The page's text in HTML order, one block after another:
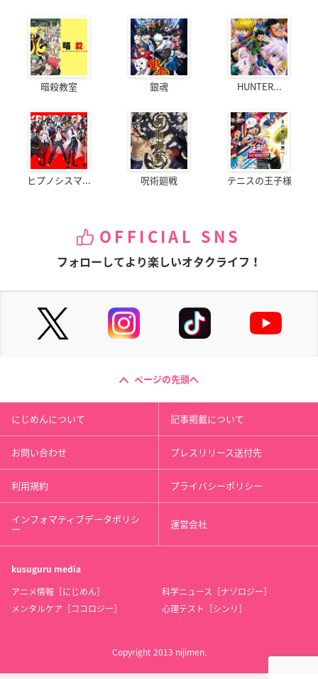
暗殺教室 銀魂 HUNTER...
ヒプノシスマ... 呪術廻戦 テニスの王子様
OFFICIAL SNS
フォローしてより楽しいオタクライフ！
ページの先頭へ
にじめんについて 記事掲載について
お問い合わせ プレスリリース送付先
利用規約 プライバシーポリシー
インフォマティブデータポリシ
ー 運営会社
kusuguru media
アニメ情報［にじめん］
科学ニュース［ナゾロジー］
メンタルケア［ココロジー］
心理テスト［シンリ］
Copyright 2013 nijimen.